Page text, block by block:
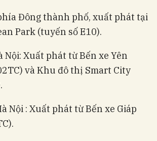
Đông thành phố, xuất phát tại
Park (tuyến số E10).
Nội: Xuất phát từ Bến xe Yên
và Khu đô thị Smart City
Nội : Xuất phát từ Bến xe Giáp